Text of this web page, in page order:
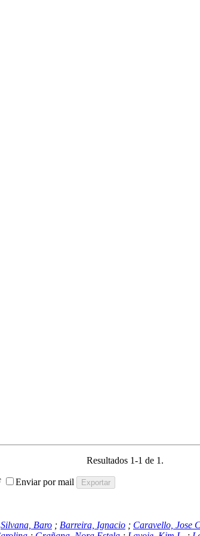
Resultados 1-1 de 1.
Enviar por mail
Silvana, Baro ; Barreira, Ignacio ; Caravello, Jose